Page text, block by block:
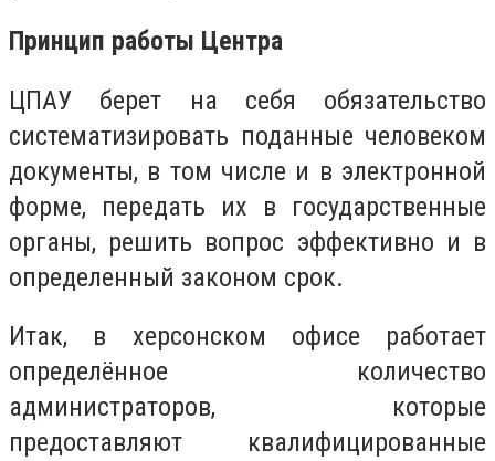
Принцип работы Центра
ЦПАУ берет на себя обязательство
систематизировать поданные человеком
документы, в том числе и в электронной
форме, передать их в государственные
органы, решить вопрос эффективно и в
определенный законом срок.
Итак, в херсонском офисе работает
определённое количество
администраторов, которые
предоставляют квалифицированные